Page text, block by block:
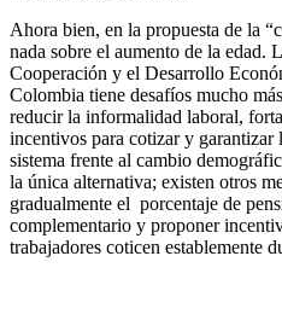
Ahora bien, en la propuesta de la
nada sobre el aumento de la edad.
Cooperación y el Desarrollo
Colombia tiene desafíos mucho
reducir la informalidad laboral,
incentivos para cotizar y
sistema frente al cambio
la única alternativa; existen otros
gradualmente el porcentaje de
complementario y proponer
trabajadores coticen establemente